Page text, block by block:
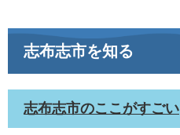
志布志市を知る
志布志市のここがすごい